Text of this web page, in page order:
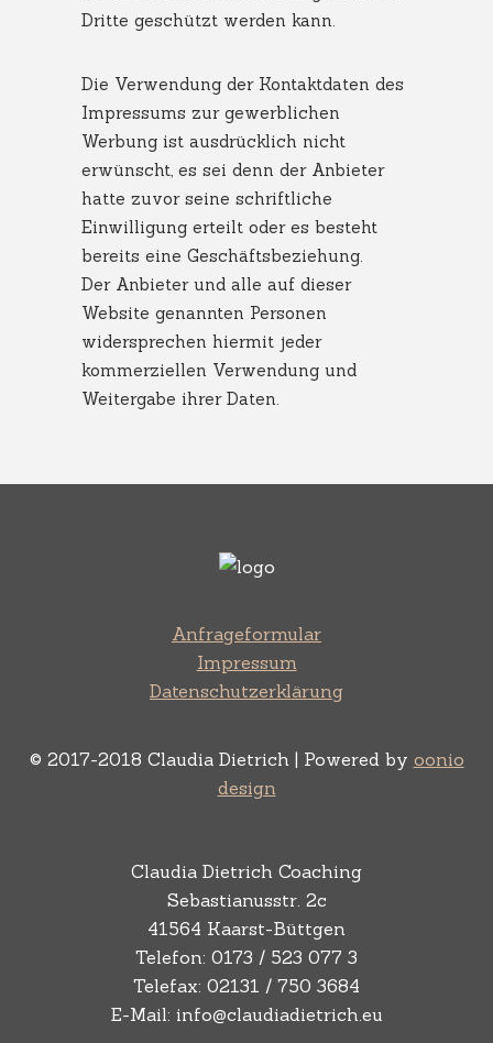
Dritte geschützt werden kann.
Die Verwendung der Kontaktdaten des
Impressums zur gewerblichen
Werbung ist ausdrücklich nicht
erwünscht, es sei denn der Anbieter
hatte zuvor seine schriftliche
Einwilligung erteilt oder es besteht
bereits eine Geschäftsbeziehung.
Der Anbieter und alle auf dieser
Website genannten Personen
widersprechen hiermit jeder
kommerziellen Verwendung und
Weitergabe ihrer Daten.
Anfrageformular
Impressum
Datenschutzerklärung
© 2017-2018 Claudia Dietrich | Powered by oonio
design
Claudia Dietrich Coaching
Sebastianusstr. 2c
41564 Kaarst-Büttgen
Telefon: 0173 / 523 077 3
Telefax: 02131 / 750 3684
E-Mail: info@claudiadietrich.eu